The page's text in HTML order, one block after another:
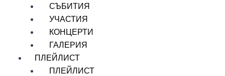
СЪБИТИЯ
УЧАСТИЯ
КОНЦЕРТИ
ГАЛЕРИЯ
ПЛЕЙЛИСТ
ПЛЕЙЛИСТ